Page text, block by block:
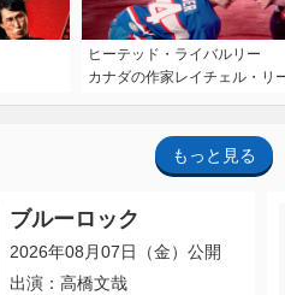
ヒーテッド・ライバルリー
カナダの作家レイチェル・リ
もっと見る
ブルーロック
2026年08月07日（金）公開
出演：高橋文哉